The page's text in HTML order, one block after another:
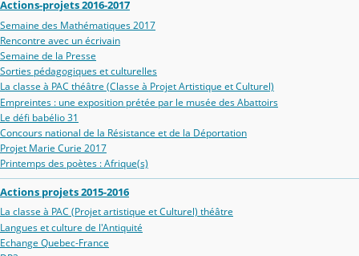
Actions-projets 2016-2017
Semaine des Mathématiques 2017
Rencontre avec un écrivain
Semaine de la Presse
Sorties pédagogiques et culturelles
La classe à PAC théâtre (Classe à Projet Artistique et Culturel)
Empreintes : une exposition prétée par le musée des Abattoirs
Le défi babélio 31
Concours national de la Résistance et de la Déportation
Projet Marie Curie 2017
Printemps des poètes : Afrique(s)
Actions projets 2015-2016
La classe à PAC (Projet artistique et Culturel) théâtre
Langues et culture de l'Antiquité
Echange Quebec-France